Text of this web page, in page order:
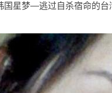
国星梦—逃过自杀宿命的